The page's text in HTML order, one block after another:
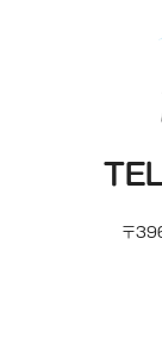
〒